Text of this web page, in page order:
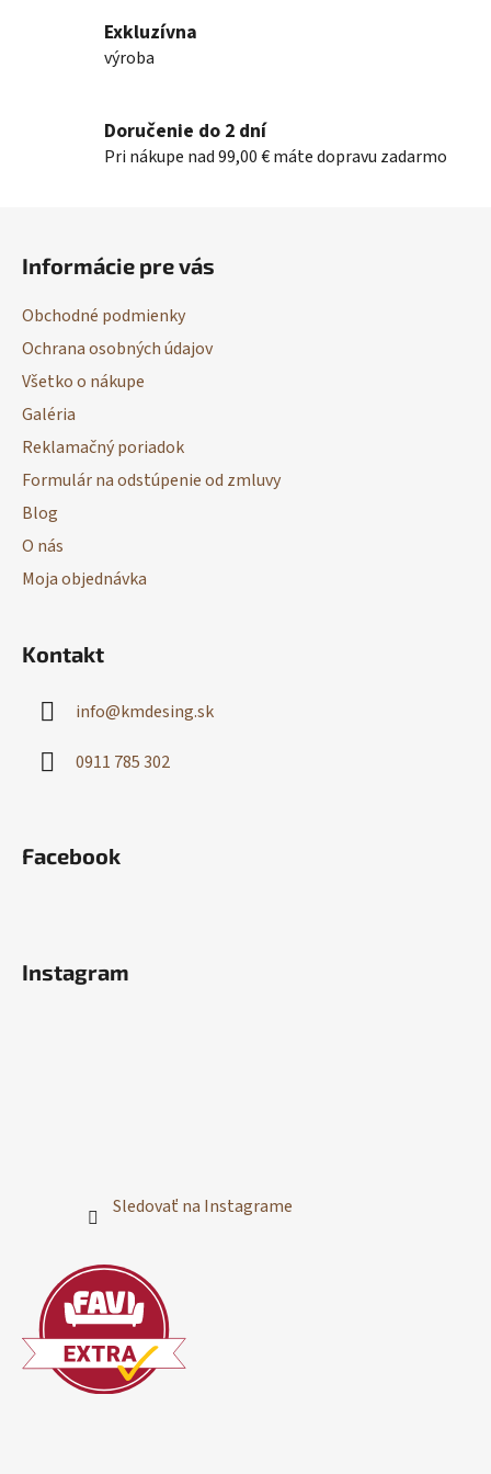
u
Exkluzívna
výroba
Doručenie do 2 dní
Pri nákupe nad 99,00 € máte dopravu zadarmo
Informácie pre vás
Obchodné podmienky
Ochrana osobných údajov
Všetko o nákupe
Galéria
Reklamačný poriadok
Formulár na odstúpenie od zmluvy
Blog
O nás
Moja objednávka
Kontakt
info@kmdesing.sk
0911 785 302
Facebook
Instagram
Sledovať na Instagrame